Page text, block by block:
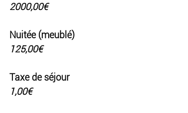
2000,00€
Nuitée (meublé)
125,00€
Taxe de séjour
1,00€